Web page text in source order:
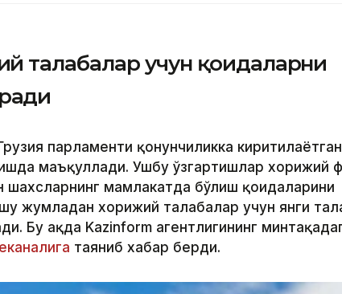
талабалар учун қоидаларни
парламенти қонунчиликка
маъқуллади. Ушбу ўзгартишлар хорижий
шахсларнинг мамлакатда бўлиш қоидаларини
жумладан хорижий талабалар учун янги
Бу ҳақда Kazinform агентлигининг
таяниб хабар берди.